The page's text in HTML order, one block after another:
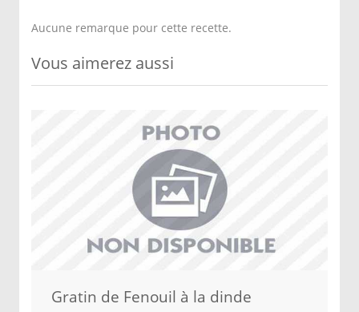
Aucune remarque pour cette recette.
Vous aimerez aussi
Gratin de Fenouil à la dinde